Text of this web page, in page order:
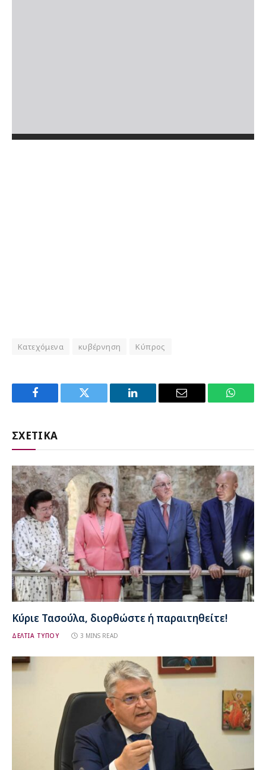
Κατεχόμενα κυβέρνηση Κύπρος
Facebook Twitter LinkedIn Email
ΣΧΕΤΙΚΑ
Κύριε Τασούλα, διορθώστε ή παραιτηθείτε!
ΔΕΛΤΙΑ ΤΥΠΟΥ 3 MINS READ